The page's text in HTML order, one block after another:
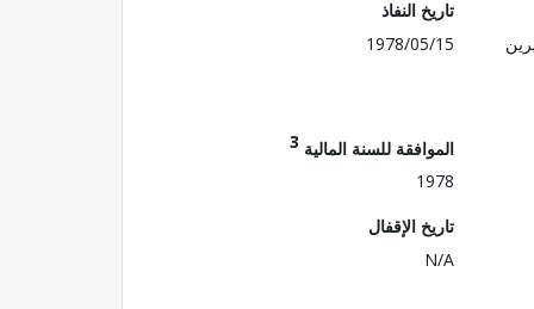
تاريخ النفاذ
1978/05/15
الموافقة للسنة المالية 3
1978
تاريخ الإقفال
N/A